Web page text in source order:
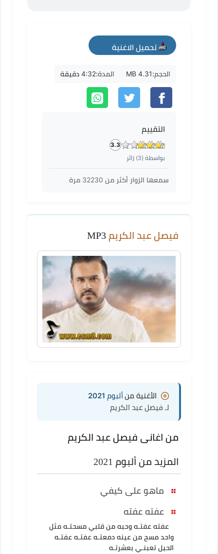
تحميل الاغنية
mp3
الحجم:4.31 MB المدة:4:32 دقيقة
التقييم
3.3
بواسطة (3) زائر
سمعها الزوار أكثر من 32230 مرة
فيصل عبد الكريم
الأغنية منألبوم 2021
لـ فيصل عبد الكريم
من اغانى فيصل عبد الكريم
المزيد من ألبوم 2021
ماهو على كيفي
عفته عفته
عفته عفتـه وحبه من قلبي مسحتـه مثل
واحد مسح من عينه دمعتـه عفتـه عفتـه
الحيل تعبنـي بعشرتـه